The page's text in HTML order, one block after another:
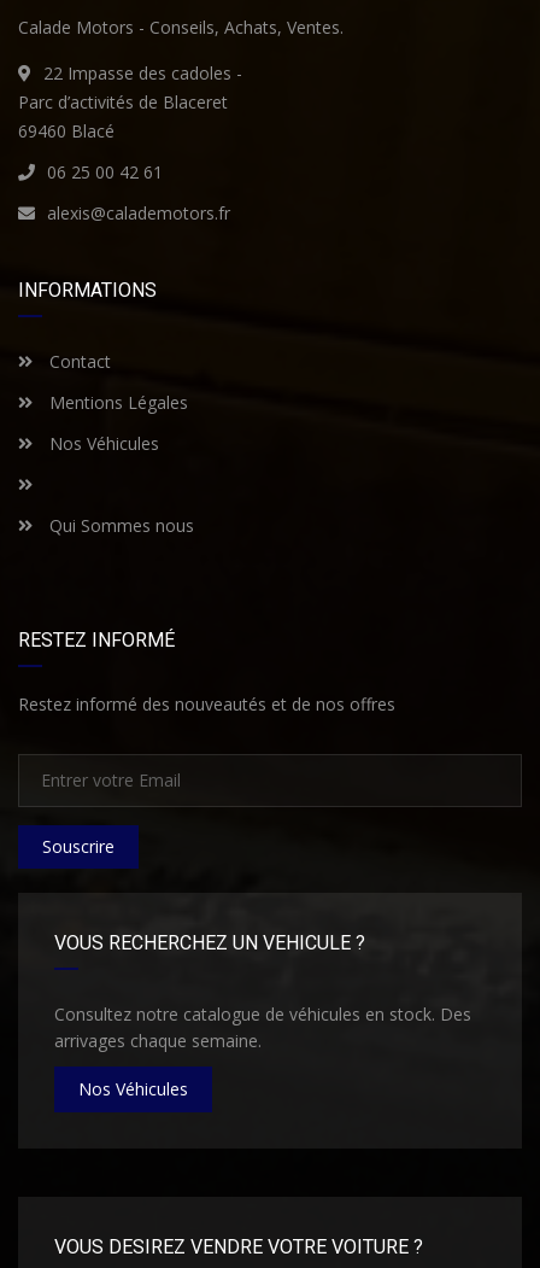
Calade Motors - Conseils, Achats, Ventes.
22 Impasse des cadoles -
Parc d’activités de Blaceret
69460 Blacé
06 25 00 42 61
alexis@calademotors.fr
INFORMATIONS
Contact
Mentions Légales
Nos Véhicules
Qui Sommes nous
RESTEZ INFORMÉ
Restez informé des nouveautés et de nos offres
Souscrire
VOUS RECHERCHEZ UN VEHICULE ?
Consultez notre catalogue de véhicules en stock. Des
arrivages chaque semaine.
Nos Véhicules
VOUS DESIREZ VENDRE VOTRE VOITURE ?